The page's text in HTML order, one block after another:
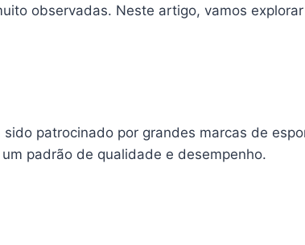
observadas. Neste artigo, vamos
patrocinado por grandes marcas de
padrão de qualidade e desempenho.